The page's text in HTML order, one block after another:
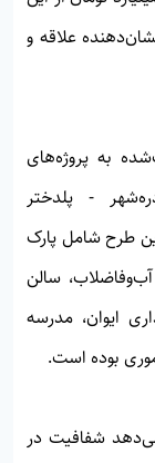
علاقه و
به پروژه‌های
- پلدختر
طرح شامل پارک
آب‌وفاضلاب، سالن
ایوان، مدرسه
بوده است.
شفافیت در